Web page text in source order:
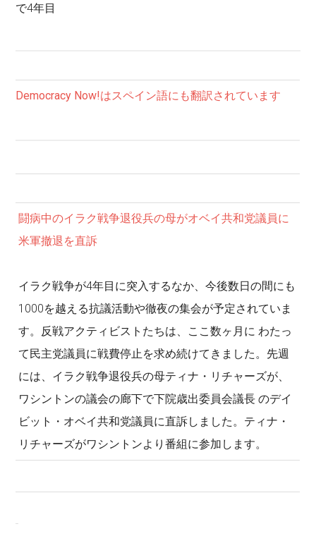
で4年目
Democracy Now!はスペイン語にも翻訳されています
闘病中のイラク戦争退役兵の母がオベイ共和党議員に
米軍撤退を直訴
イラク戦争が4年目に突入するなか、今後数日の間にも
1000を越える抗議活動や徹夜の集会が予定されていま
す。反戦アクティビストたちは、ここ数ヶ月に わたっ
て民主党議員に戦費停止を求め続けてきました。先週
には、イラク戦争退役兵の母ティナ・リチャーズが、
ワシントンの議会の廊下で下院歳出委員会議長 のデイ
ビット・オベイ共和党議員に直訴しました。ティナ・
リチャーズがワシントンより番組に参加します。